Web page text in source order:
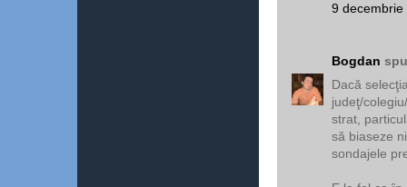
9 decembrie
Bogdan
Dacă
judeţ/
strat,
să biaseze
sondajele